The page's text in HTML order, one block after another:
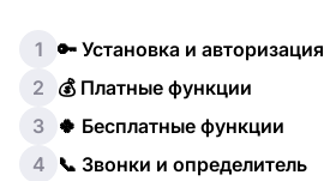
1
🔑 Установка и авторизация
2
💰 Платные функции
3
🍀 Бесплатные функции
4
📞 Звонки и определитель